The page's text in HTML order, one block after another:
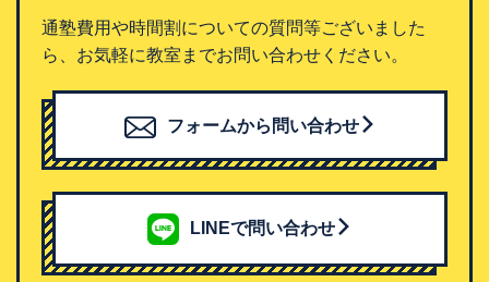
通塾費用や時間割についての質問等ございました
ら、お気軽に教室までお問い合わせください。
フォームから問い合わせ
LINEで問い合わせ